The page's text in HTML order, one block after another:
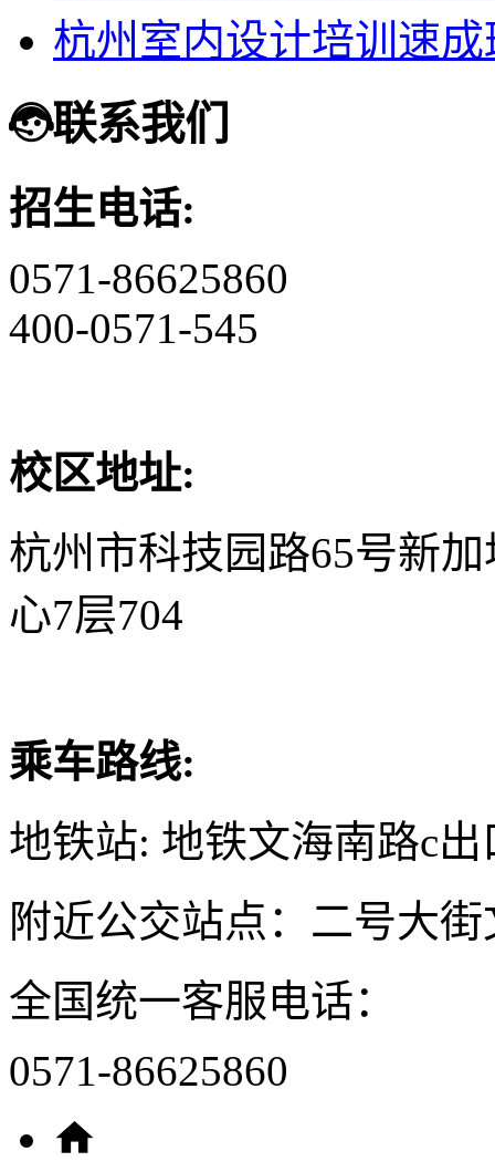
杭州室内设计培训速成
联系我们
招生电话:
0571-86625860
400-0571-545
校区地址:
杭州市科技园路65号新
心7层704
乘车路线:
地铁站: 地铁文海南路c出
附近公交站点：二号大
全国统一客服电话：
0571-86625860